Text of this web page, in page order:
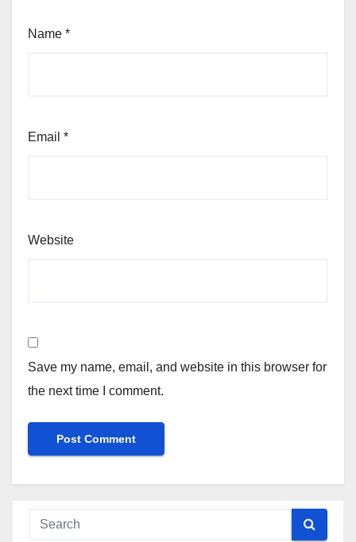
Name *
Email *
Website
Save my name, email, and website in this browser for
the next time I comment.